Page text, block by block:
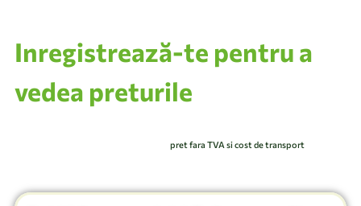
Inregistrează-te pentru a
vedea preturile
pret fara TVA si cost de transport